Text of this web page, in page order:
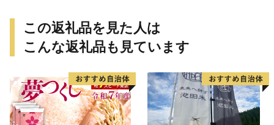
この返礼品を見た人は
こんな返礼品も見ています